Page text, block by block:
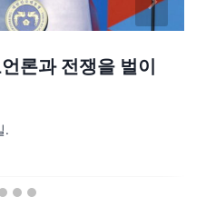
론과 전쟁을 벌이
.